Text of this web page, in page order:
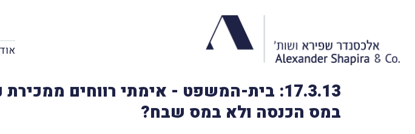
17.3.13: בית-המשפט - אימתי רווחים
במס הכנסה ולא במס שבח?